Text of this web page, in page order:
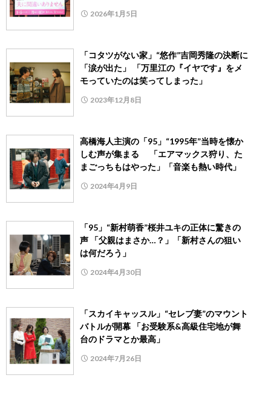
2026年1月5日
「コタツがない家」“悠作”吉岡秀隆の決断に
「涙が出た」 「万里江の『イヤです』をメ
モっていたのは笑ってしまった」
2023年12月8日
高橋海人主演の「95」“1995年”当時を懐か
しむ声が集まる 「エアマックス狩り、た
まごっちもはやった」「音楽も熱い時代」
2024年4月9日
「95」“新村萌香”桜井ユキの正体に驚きの
声 「父親はまさか…？」「新村さんの狙い
は何だろう」
2024年4月30日
「スカイキャッスル」“セレブ妻”のマウント
バトルが開幕 「お受験系&高級住宅地が舞
台のドラマとか最高」
2024年7月26日